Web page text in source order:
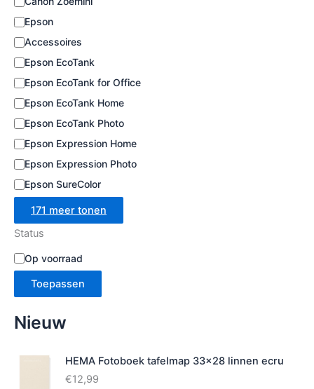
e
Epson
Accessoires
Epson EcoTank
Epson EcoTank for Office
Epson EcoTank Home
Epson EcoTank Photo
Epson Expression Home
Epson Expression Photo
Epson SureColor
171 meer tonen
Status
B
e
c
i
Op voorraad
Toepassen
Nieuw
HEMA Fotoboek tafelmap 33x28 linnen ecru
€12,99